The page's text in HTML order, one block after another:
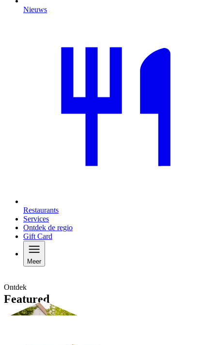
Nieuws
Restaurants
Services
Ontdek de regio
Gift Card
Meer
Ontdek
Featured